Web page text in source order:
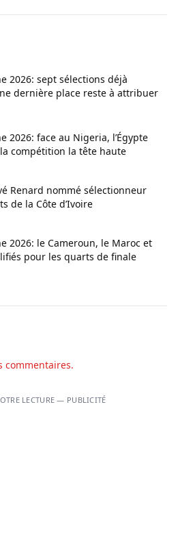
2026: sept sélections déjà
dernière place reste à attribuer
2026: face au Nigeria, l’Égypte
compétition la tête haute
Renard nommé sélectionneur
de la Côte d’Ivoire
2026: le Cameroun, le Maroc et
pour les quarts de finale
commentaires.
LECTURE — PUBLICITÉ